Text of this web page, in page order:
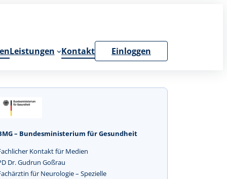
Leistungen Kontakt Einloggen
– Bundesministerium für Gesundheit
Kontakt für Medien
Dr. Gudrun Goßrau
für Neurologie – Spezielle